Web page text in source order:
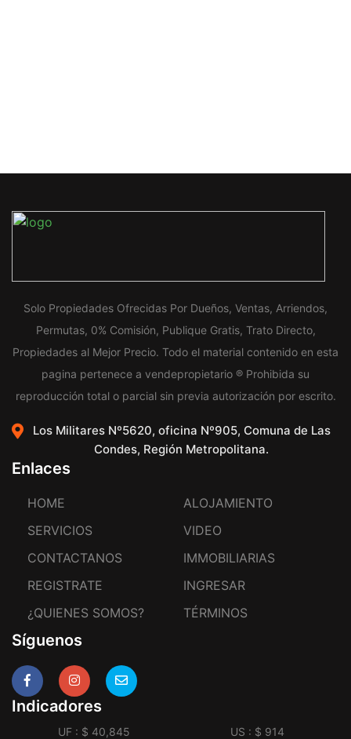
Solo Propiedades Ofrecidas Por Dueños, Ventas, Arriendos,
Permutas, 0% Comisión, Publique Gratis, Trato Directo,
Propiedades al Mejor Precio. Todo el material contenido en esta
pagina pertenece a vendepropietario ® Prohibida su
reproducción total o parcial sin previa autorización por escrito.
Los Militares Nº5620, oficina Nº905, Comuna de Las
Condes, Región Metropolitana.
Enlaces
HOME
ALOJAMIENTO
SERVICIOS
VIDEO
CONTACTANOS
IMMOBILIARIAS
REGISTRATE
INGRESAR
¿QUIENES SOMOS?
TÉRMINOS
Síguenos
Indicadores
UF : $ 40,845 US : $ 914